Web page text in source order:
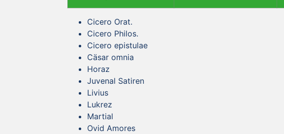
Cicero Orat.
Cicero Philos.
Cicero epistulae
Cäsar omnia
Horaz
Juvenal Satiren
Livius
Lukrez
Martial
Ovid Amores